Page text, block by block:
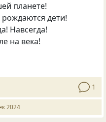
планете!
рождаются дети!
Навсегда!
на века!
1
2024